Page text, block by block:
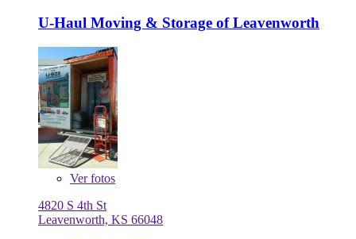
U-Haul Moving & Storage of Leavenworth
Verfotos
4820 S 4th St
Leavenworth, KS 66048